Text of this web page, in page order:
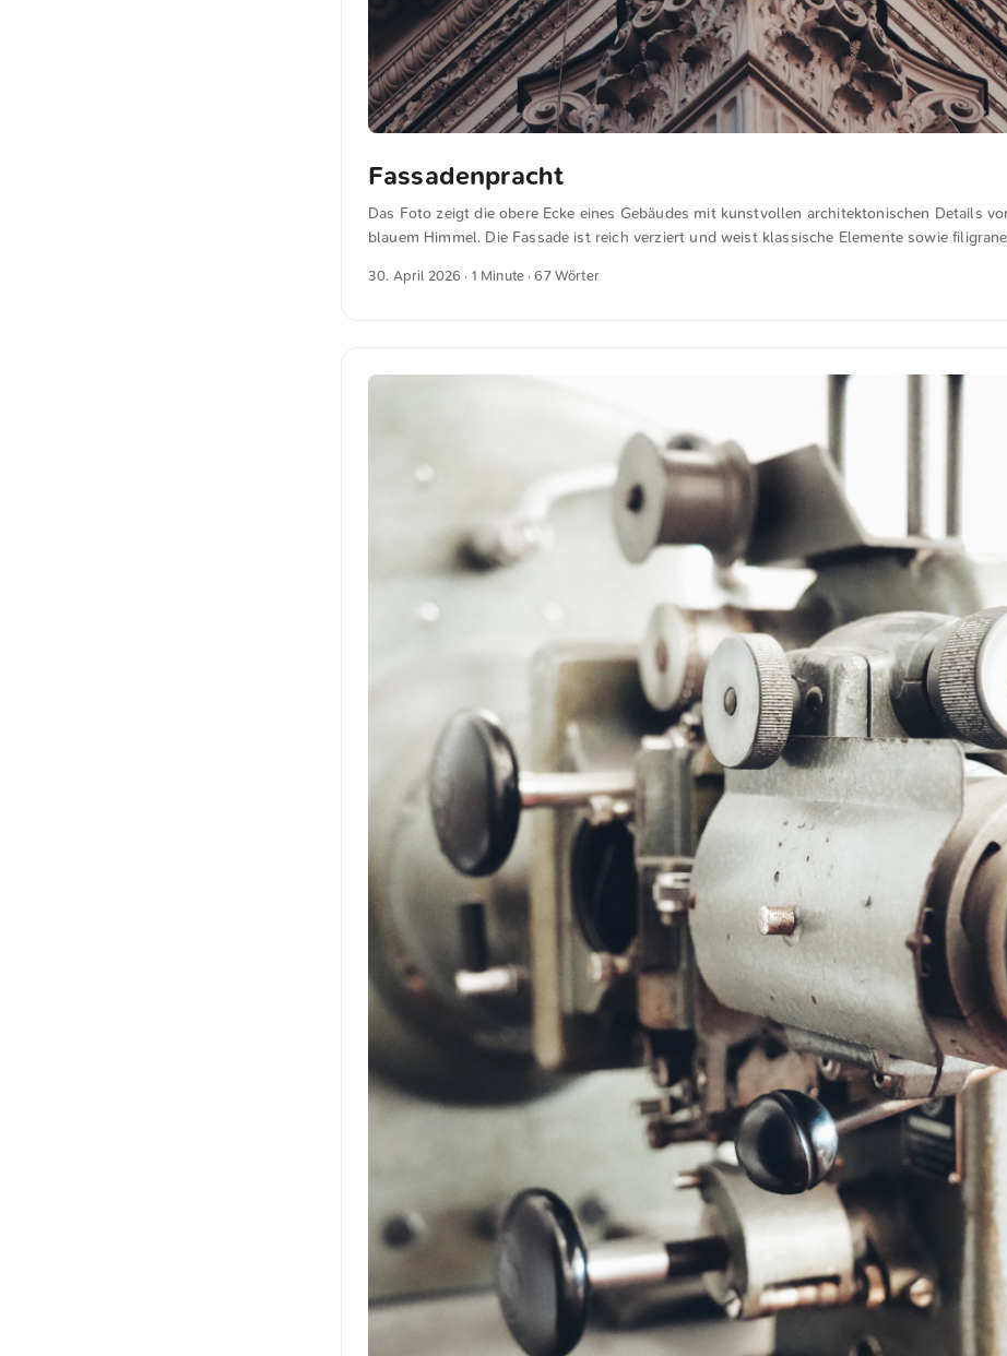
Fassadenpracht
Das Foto zeigt die obere Ecke eines Gebäudes mit kunstvollen architektonischen Details
blauem Himmel. Die Fassade ist reich verziert und weist klassische Elemente sowie filigrane
bringt die Ästhetik historischer Baukunst zur Geltung. Dies und weitere Fotos kannst du
30. April 2026 · 1 Minute · 67 Wörter